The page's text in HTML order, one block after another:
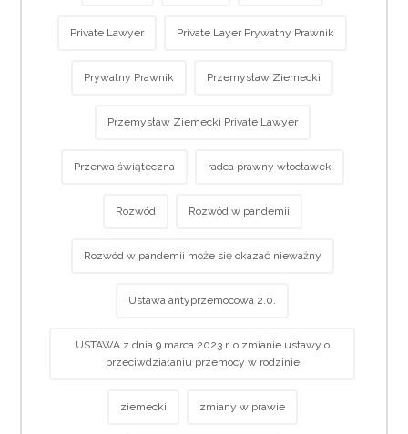
Private Lawyer Private Layer Prywatny Prawnik
Prywatny Prawnik Przemysław Ziemecki
Przemysław Ziemecki Private Lawyer
Przerwa świąteczna radca prawny włocławek
Rozwód Rozwód w pandemii
Rozwód w pandemii może się okazać nieważny
Ustawa antyprzemocowa 2.0.
USTAWA z dnia 9 marca 2023 r. o zmianie ustawy o
przeciwdziałaniu przemocy w rodzinie
ziemecki zmiany w prawie